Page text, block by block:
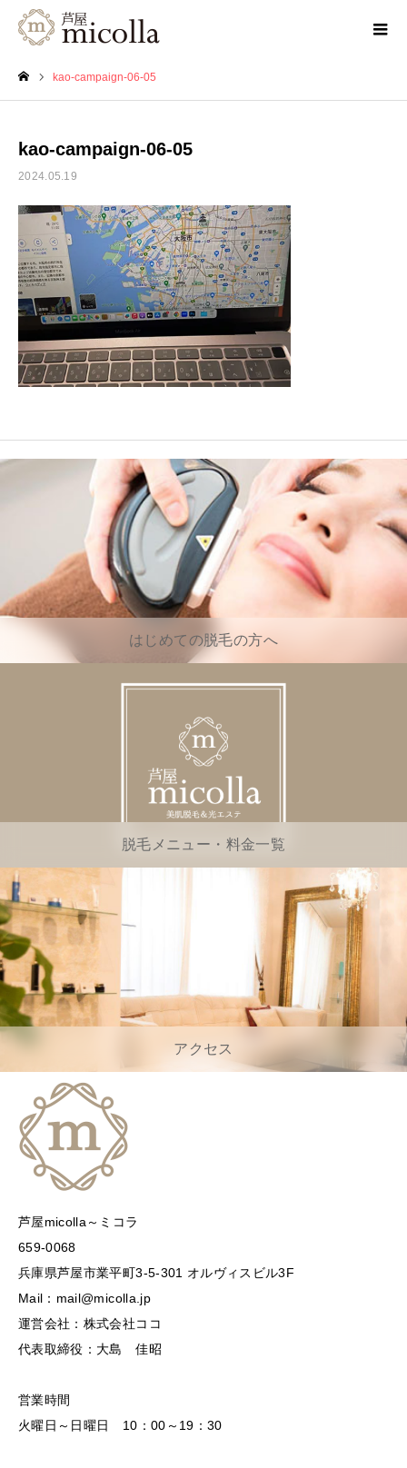
kao-campaign-06-05
kao-campaign-06-05
2024.05.19
はじめての脱毛の方へ
脱毛メニュー・料金一覧
アクセス
芦屋micolla～ミコラ
659-0068
兵庫県芦屋市業平町3-5-301 オルヴィスビル3F
Mail：mail@micolla.jp
運営会社：株式会社ココ
代表取締役：大島 佳昭
営業時間
火曜日～日曜日 10：00～19：30